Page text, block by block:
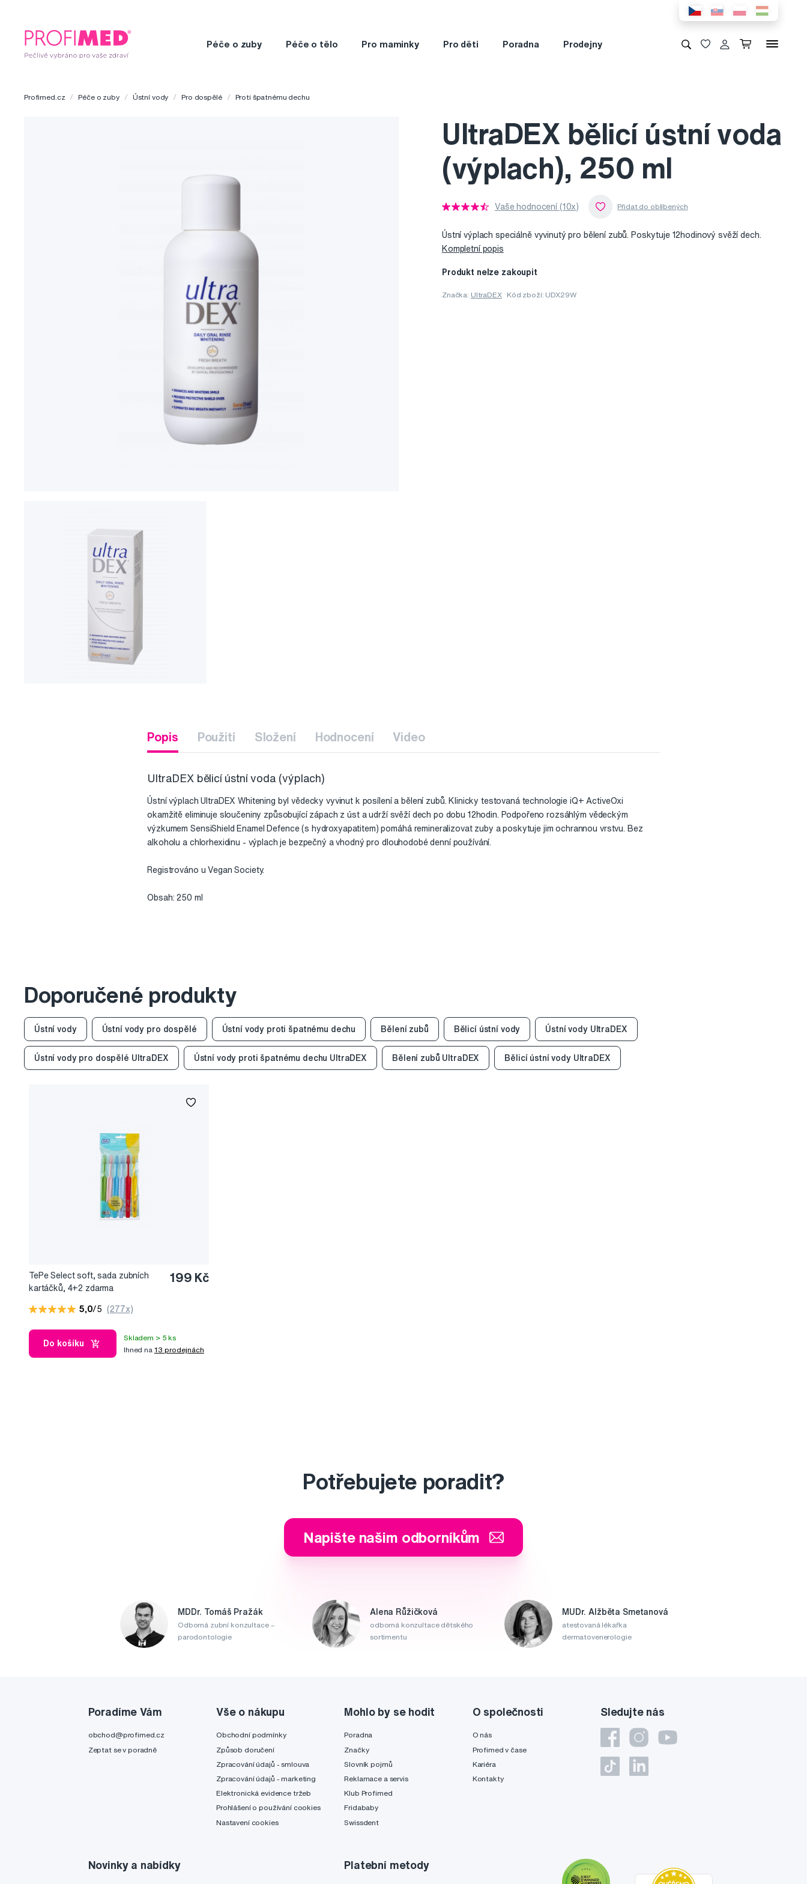
Péče o zuby Péče o tělo Pro maminky Pro děti Poradna Prodejny
Profimed.cz Péče o zuby Ústní vody Pro dospělé Proti špatnému dechu
UltraDEX bělicí ústní voda
(výplach), 250 ml
Vaše hodnocení (10x)
Ústní výplach speciálně vyvinutý pro bělení zubů. Poskytuje 12hodinový svěží dech.
Kompletní popis
Produkt nelze zakoupit
Značka: UltraDEX Kód zboží: UDX29W
Popis Použití Složení Hodnocení Video
UltraDEX bělicí ústní voda (výplach)
Ústní výplach UltraDEX Whitening byl vědecky vyvinut k posílení a bělení zubů. Klinicky testovaná technologie iQ+ ActiveOxi
okamžitě eliminuje sloučeniny způsobující zápach z úst a udrží svěží dech po dobu 12hodin. Podpořeno rozsáhlým vědeckým
výzkumem SensiShield Enamel Defence (s hydroxyapatitem) pomáhá remineralizovat zuby a poskytuje jim ochrannou vrstvu. Bez
alkoholu a chlorhexidinu - výplach je bezpečný a vhodný pro dlouhodobé denní používání.
Registrováno u Vegan Society.
Obsah: 250 ml
Doporučené produkty
Ústní vody Ústní vody pro dospělé Ústní vody proti špatnému dechu Bělení zubů Bělicí ústní vody Ústní vody UltraDEX
Ústní vody pro dospělé UltraDEX Ústní vody proti špatnému dechu UltraDEX Bělení zubů UltraDEX Bělicí ústní vody UltraDEX
TePe Select soft, sada zubních
kartáčků, 4+2 zdarma
199 Kč
5,0/5 (277x)
Do košíku
Skladem > 5 ks
Ihned na 13 prodejnách
Potřebujete poradit?
Napište našim odborníkům
MDDr. Tomáš Pražák
Odborná zubní konzultace –
parodontologie
Alena Růžičková
odborná konzultace dětského
sortimentu
MUDr. Alžběta Smetanová
atestovaná lékařka
dermatovenerologie
Sledujte nás
Poradíme Vám
obchod@profimed.cz
Zeptat se v poradně
Vše o nákupu
Obchodní podmínky
Způsob doručení
Zpracování údajů - smlouva
Zpracování údajů - marketing
Elektronická evidence tržeb
Prohlášení o používání cookies
Nastavení cookies
Mohlo by se hodit
Poradna
Značky
Slovník pojmů
Reklamace a servis
Klub Profimed
Fridababy
Swissdent
O společnosti
O nás
Profimed v čase
Kariéra
Kontakty
Novinky a nabídky Platební metody